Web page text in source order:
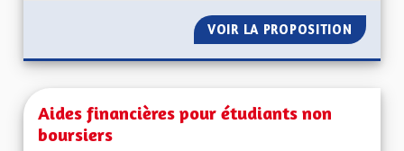
VOIR LA PROPOSITION
Aides financières pour étudiants non
boursiers